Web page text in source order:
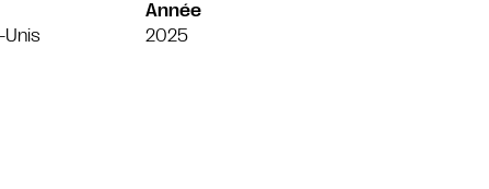
Unis
Année
2025